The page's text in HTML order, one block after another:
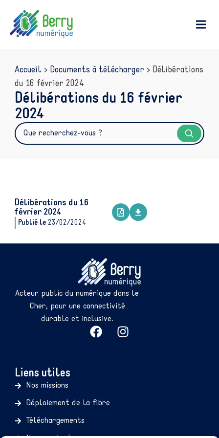
principal
Accueil > Documents à télécharger > Délibérations
du 16 février 2024
Délibérations du 16 février
2024
Délibérations du 16
février 2024
Publié le 23/02/2024
Acteur public du numérique dans le
Cher, pour une connectivité
durable et inclusive.
Liens utiles
Nos missions
Déploiement de la fibre
Téléchargements